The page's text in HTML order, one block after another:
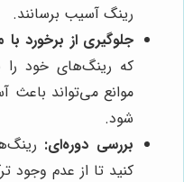
رینگ آسیب برسانند.
جلوگیری از برخورد با
که رینگ‌های خود را
موانع می‌تواند
شود.
بررسی دوره‌ای:
کنید تا از عدم وجود